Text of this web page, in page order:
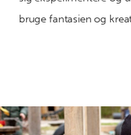
bruge fantasien og